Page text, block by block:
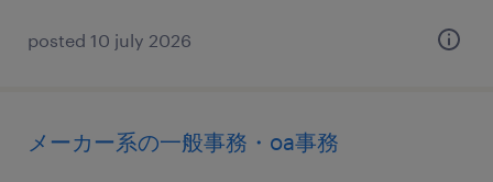
posted 10 july 2026
メーカー系の一般事務・oa事務